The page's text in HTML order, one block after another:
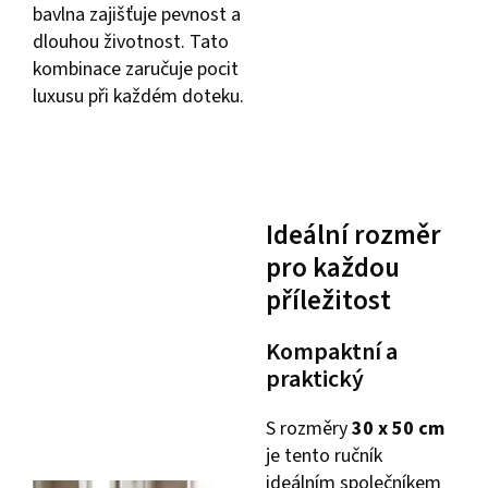
bavlna zajišťuje pevnost a
dlouhou životnost. Tato
kombinace zaručuje pocit
luxusu při každém doteku.
Ideální rozměr
pro každou
příležitost
Kompaktní a
praktický
S rozměry30 x 50 cm
je tento ručník